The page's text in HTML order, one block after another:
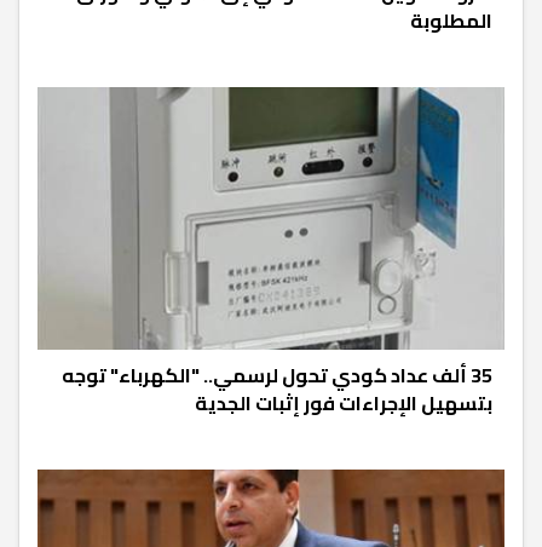
المطلوبة
35 ألف عداد كودي تحول لرسمي.. "الكهرباء" توجه
بتسهيل الإجراءات فور إثبات الجدية